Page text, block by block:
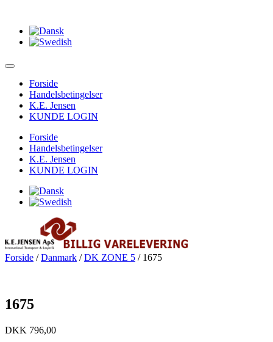
Forside
Handelsbetingelser
K.E. Jensen
KUNDE LOGIN
Forside
Handelsbetingelser
K.E. Jensen
KUNDE LOGIN
Forside /Danmark /DK ZONE 5 / 1675
1675
DKK 796,00